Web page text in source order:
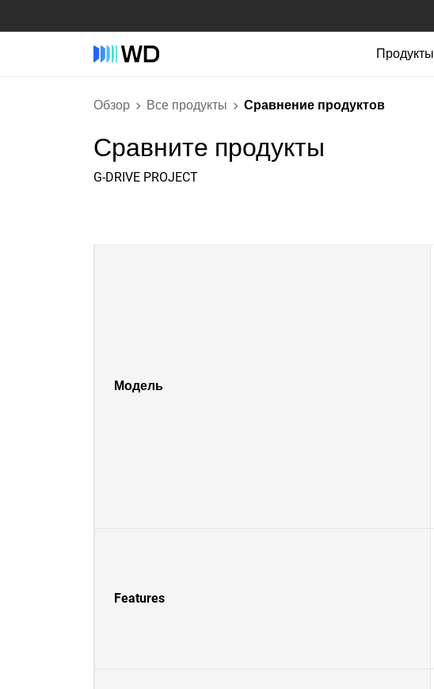
Продукты
Обзор Все продукты Сравнение продуктов
Сравните продукты
G-DRIVE PROJECT
Модель
Features